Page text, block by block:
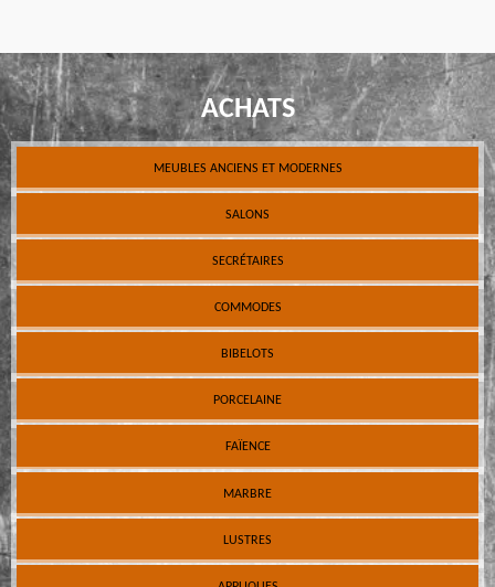
ACHATS
MEUBLES ANCIENS ET MODERNES
SALONS
SECRÉTAIRES
COMMODES
BIBELOTS
PORCELAINE
FAÏENCE
MARBRE
LUSTRES